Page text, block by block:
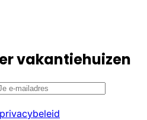
vakantiehuizen
privacybeleid